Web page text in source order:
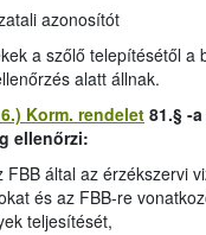
azonosítót
a szőlő telepítésétől a
alatt állnak.
Korm. rendelet 81.§ -
ellenőrzi:
FBB által az érzékszervi
és az FBB-re
teljesítését,